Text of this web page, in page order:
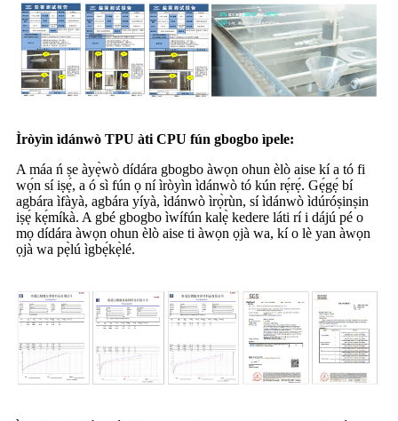
Ìròyìn ìdánwò TPU àti CPU fún gbogbo ìpele:
A máa ń ṣe àyẹ̀wò dídára gbogbo àwọn ohun èlò aise kí a tó fi
wọ́n sí iṣẹ́, a ó sì fún ọ ní ìròyìn ìdánwò tó kún rẹ́rẹ́. Gẹ́gẹ́ bí
agbára ìfàyà, agbára yíyà, ìdánwò ìrọ̀rùn, sí ìdánwò ìdúróṣinṣin
iṣẹ́ kẹ́míkà. A gbé gbogbo ìwífún kalẹ̀ kedere láti rí i dájú pé o
mọ dídára àwọn ohun èlò aise ti àwọn ọjà wa, kí o lè yan àwọn
ọjà wa pẹ̀lú ìgbẹ́kẹ̀lé.